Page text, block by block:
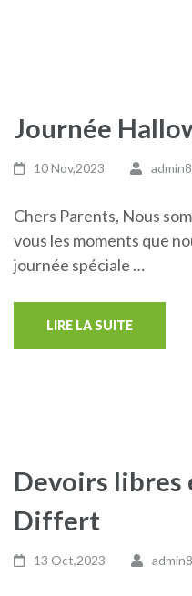
Journée
10 Nov,2023
Chers Parents, Nous
vous les moments que
journée spéciale …
LIRE LA SUITE
Devoirs libres
Differt
13 Oct,2023